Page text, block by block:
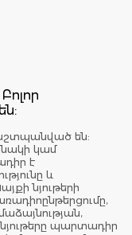
են:
կամ
է
և
նյութերի
պարտադիր